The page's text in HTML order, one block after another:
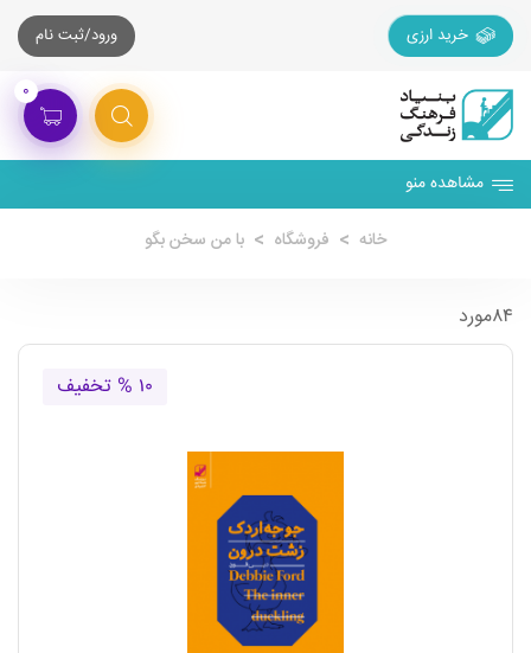
خرید ارزی ورود/ثبت نام
۰
مشاهده منو
خانه فروشگاه با من سخن بگو
۸۴مورد
۱۰ % تخفیف